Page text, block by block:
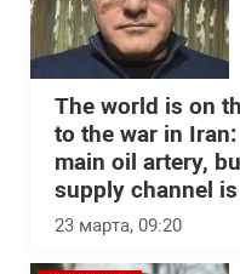
The world is on
to the war in
main oil artery,
supply channel
23 марта, 09:20